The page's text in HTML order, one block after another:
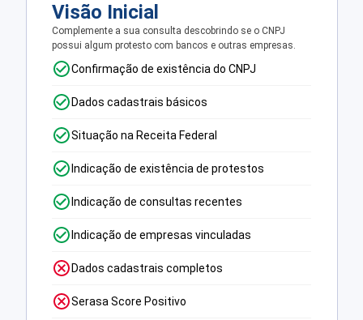
Visão Inicial
Complemente a sua consulta descobrindo se o CNPJ
possui algum protesto com bancos e outras empresas.
Confirmação de existência do CNPJ
Dados cadastrais básicos
Situação na Receita Federal
Indicação de existência de protestos
Indicação de consultas recentes
Indicação de empresas vinculadas
Dados cadastrais completos
Serasa Score Positivo